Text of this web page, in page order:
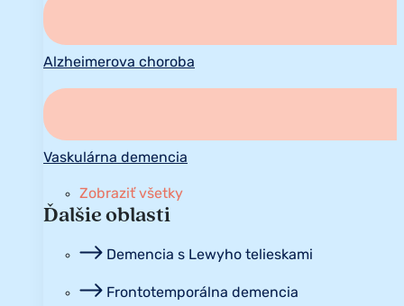
Alzheimerova choroba
Vaskulárna demencia
Zobraziť všetky
Ďalšie oblasti
Demencia s Lewyho telieskami
Frontotemporálna demencia